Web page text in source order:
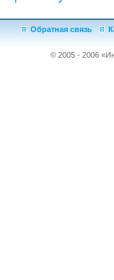
Обратная связь
© 2005 - 2006